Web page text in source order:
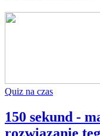
Quiz na czas
150 sekund -
rozwiązanie